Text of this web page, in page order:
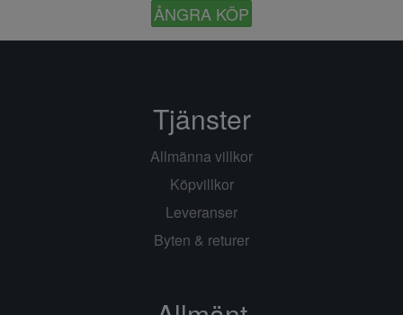
ÅNGRA KÖP
Tjänster
Allmänna villkor
Köpvillkor
Leveranser
Byten & returer